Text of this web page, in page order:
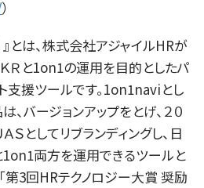
）
』とは、株式会社アジャイルHRが
ＫＲと1on1の運用を目的としたパ
支援ツールです。1on1naviとし
、バージョンアップをとげ、２０
Ｓとしてリブランディングし、日
両方を運用できるツールと
第3回HRテクノロジー大賞 奨励